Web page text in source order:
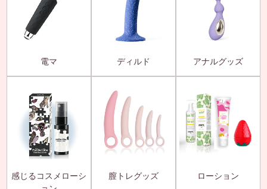
電マ ディルド アナルグッズ
感じるコスメローシ
膣トレグッズ ローション